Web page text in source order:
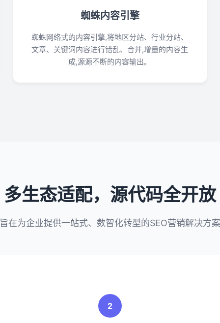
蜘蛛内容引擎
蜘蛛网络式的内容引擎,将地区分站、行业分站、
文章、关键词内容进行错乱、合并,增量的内容生
成,源源不断的内容输出。
多生态适配，源代码全开放
旨在为企业提供一站式、数智化转型的SEO营销解决方案
2